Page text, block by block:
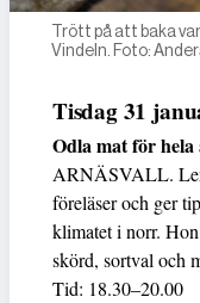
Trött på att baka
Vindeln. Foto:
Tisdag 31
Odla mat för hela
ARNÄSVALL.
föreläser och ger
klimatet i norr.
skörd, sortval och
Tid: 18.30–20.00